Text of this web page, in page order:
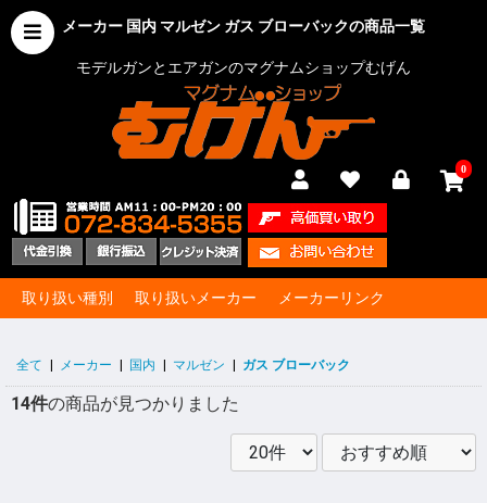
メーカー 国内 マルゼン ガス ブローバックの商品一覧
モデルガンとエアガンのマグナムショップむげん
0
取り扱い種別 取り扱いメーカー メーカーリンク
全て メーカー 国内 マルゼン ガス ブローバック
14件の商品が見つかりました